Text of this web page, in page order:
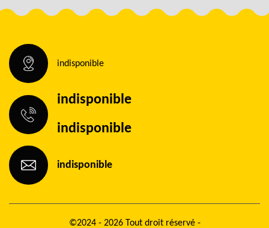
indisponible
indisponible
indisponible
indisponible
©2024 - 2026 Tout droit réservé -